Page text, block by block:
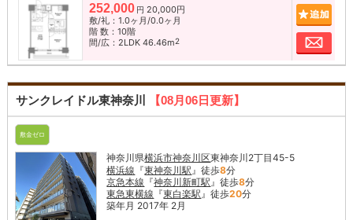
252,000 円 20,000円
敷/礼：1.0ヶ月/0.0ヶ月
階 数：10階
間/広：2LDK 46.46m2 お
サンクレイドル東神奈川 【08月06日更新】
敷金ゼロ
神奈川県横浜市神奈川区東神奈川2丁目45-5
横浜線 『東神奈川駅 』徒歩8分
京急本線 『神奈川新町駅 』徒歩8分
東急東横線 『東白楽駅 』徒歩20分
築年月 2017年 2月